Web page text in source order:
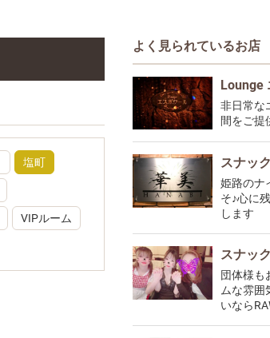
塩町
VIPルーム
よく見られているお店
Lounge
非日常な
間をご提
スナッ
姫路のナ
そ♪心に
します
スナッ
団体様も
ムな雰囲
いなら